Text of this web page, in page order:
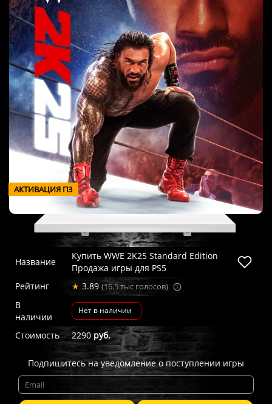
АКТИВАЦИЯ П3
Название
Купить WWE 2K25 Standard Edition
Продажа игры для PS5
Рейтинг
★ 3.89 (16.5 тыс голосов)
В
наличии
Нет в наличии
Стоимость 2290 руб.
Подпишитесь на уведомление о поступлении игры